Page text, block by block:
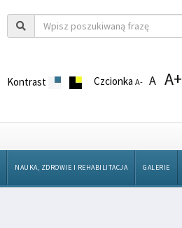
Kontrast CzcionkaA- A A+
NAUKA, ZDROWIE I REHABILITACJA GALERIE